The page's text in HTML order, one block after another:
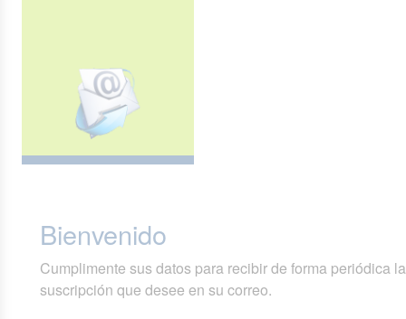
Bienvenido
Cumplimente sus datos para recibir de forma periódica
suscripción que desee en su correo.